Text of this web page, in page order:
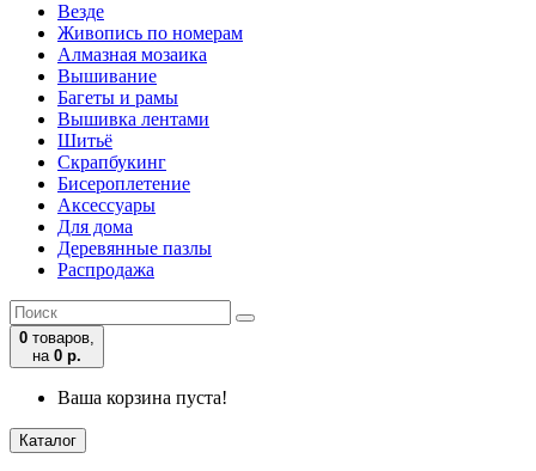
Везде
Живопись по номерам
Алмазная мозаика
Вышивание
Багеты и рамы
Вышивка лентами
Шитьё
Скрапбукинг
Бисероплетение
Аксессуары
Для дома
Деревянные пазлы
Распродажа
0 товаров,
на 0 р.
Ваша корзина пуста!
Каталог